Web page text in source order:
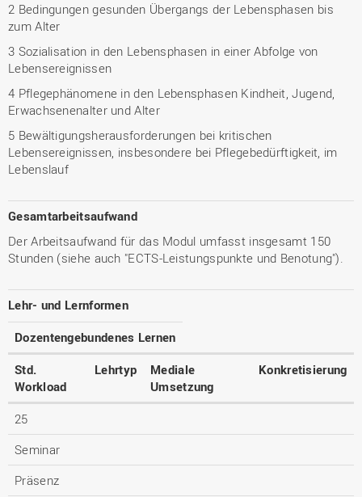
2 Bedingungen gesunden Übergangs der Lebensphasen bis
zum Alter
3 Sozialisation in den Lebensphasen in einer Abfolge von
Lebensereignissen
4 Pflegephänomene in den Lebensphasen Kindheit, Jugend,
Erwachsenenalter und Alter
5 Bewältigungsherausforderungen bei kritischen
Lebensereignissen, insbesondere bei Pflegebedürftigkeit, im
Lebenslauf
Gesamtarbeitsaufwand
Der Arbeitsaufwand für das Modul umfasst insgesamt 150
Stunden (siehe auch "ECTS-Leistungspunkte und Benotung").
Lehr- und Lernformen
Dozentengebundenes Lernen
Std.
Workload
Lehrtyp
Mediale
Umsetzung
Konkretisierung
25
Seminar
Präsenz